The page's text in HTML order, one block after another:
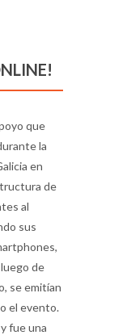
que
la
en
de
al
sus
de
se emitían
el evento.
fue una